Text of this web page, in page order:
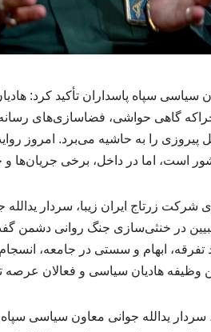
سیاسی سپاه پاسداران تأکید کرد:
چراکه گاهی حواشی، فضاسازی‌های
را به حاشیه می‌برد. امروز
است، اما در داخل، برخی جریان‌ها
شرکت زرتاج ایران زیبا، سردار
در خنثی‌سازی جنگ روانی دشمن
تفرقه، ابهام و سستی در جامعه،
وظیفه هادیان سیاسی و فعالان عرصه
سردار یدالله جوانی معاون سیاسی